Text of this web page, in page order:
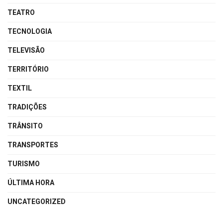
TEATRO
TECNOLOGIA
TELEVISÃO
TERRITÓRIO
TEXTIL
TRADIÇÕES
TRÂNSITO
TRANSPORTES
TURISMO
ÚLTIMA HORA
UNCATEGORIZED